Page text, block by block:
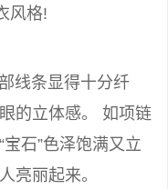
风格!
线条显得十分纤
的立体感。 如项链
石”色泽饱满又立
亮丽起来。